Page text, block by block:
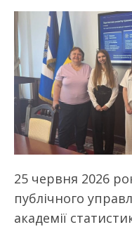
25 червня 2026
публічного
академії